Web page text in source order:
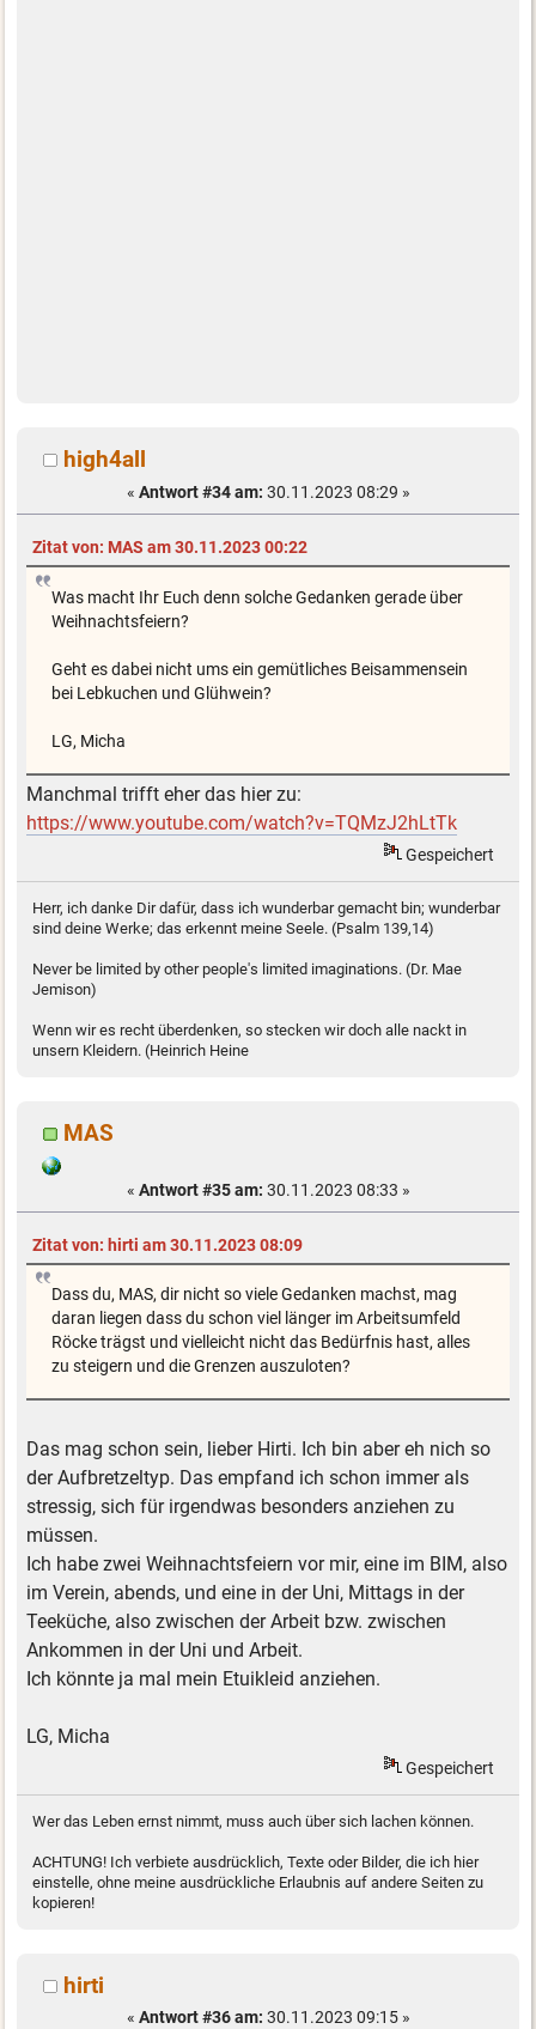
high4all
« Antwort #34 am: 30.11.2023 08:29 »
Zitat von: MAS am 30.11.2023 00:22
Was macht Ihr Euch denn solche Gedanken gerade über
Weihnachtsfeiern?
Geht es dabei nicht ums ein gemütliches Beisammensein
bei Lebkuchen und Glühwein?
LG, Micha
Manchmal trifft eher das hier zu:
https://www.youtube.com/watch?v=TQMzJ2hLtTk
Gespeichert
Herr, ich danke Dir dafür, dass ich wunderbar gemacht bin; wunderbar
sind deine Werke; das erkennt meine Seele. (Psalm 139,14)
Never be limited by other people's limited imaginations. (Dr. Mae
Jemison)
Wenn wir es recht überdenken, so stecken wir doch alle nackt in
unsern Kleidern. (Heinrich Heine
MAS
« Antwort #35 am: 30.11.2023 08:33 »
Zitat von: hirti am 30.11.2023 08:09
Dass du, MAS, dir nicht so viele Gedanken machst, mag
daran liegen dass du schon viel länger im Arbeitsumfeld
Röcke trägst und vielleicht nicht das Bedürfnis hast, alles
zu steigern und die Grenzen auszuloten?
Das mag schon sein, lieber Hirti. Ich bin aber eh nich so
der Aufbretzeltyp. Das empfand ich schon immer als
stressig, sich für irgendwas besonders anziehen zu
müssen.
Ich habe zwei Weihnachtsfeiern vor mir, eine im BIM, also
im Verein, abends, und eine in der Uni, Mittags in der
Teeküche, also zwischen der Arbeit bzw. zwischen
Ankommen in der Uni und Arbeit.
Ich könnte ja mal mein Etuikleid anziehen.
LG, Micha
Gespeichert
Wer das Leben ernst nimmt, muss auch über sich lachen können.
ACHTUNG! Ich verbiete ausdrücklich, Texte oder Bilder, die ich hier
einstelle, ohne meine ausdrückliche Erlaubnis auf andere Seiten zu
kopieren!
hirti
« Antwort #36 am: 30.11.2023 09:15 »